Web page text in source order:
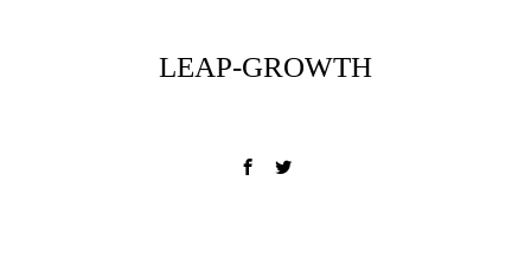
LEAP-GROWTH